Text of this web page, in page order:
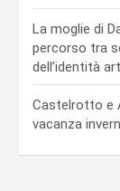
La moglie di
percorso tra
dell’identità
Castelrotto e
vacanza